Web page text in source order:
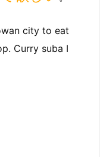
city to eat
Curry suba I